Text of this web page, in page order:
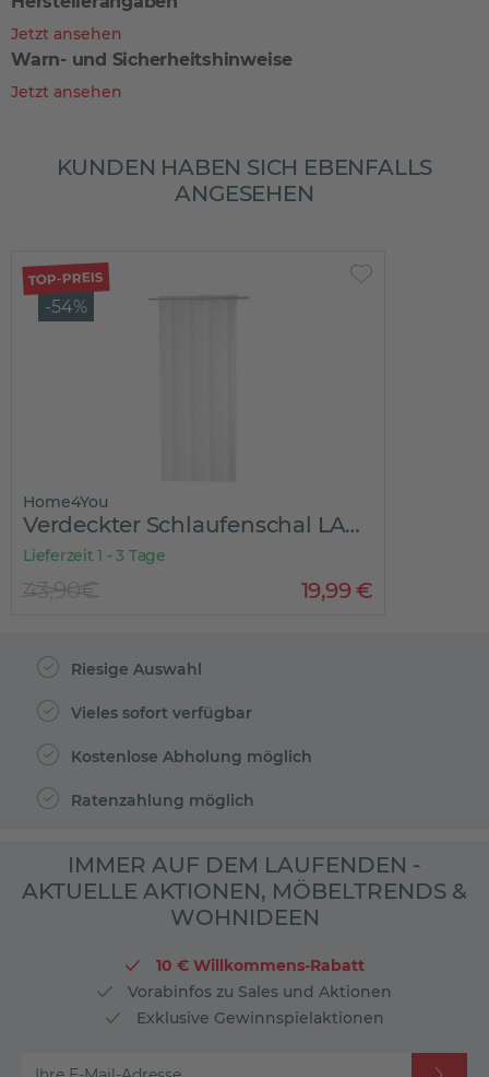
Jetzt ansehen
Warn- und Sicherheitshinweise
Jetzt ansehen
KUNDEN HABEN SICH EBENFALLS
ANGESEHEN
TOP-PREIS
-54%
Home4You
Verdeckter Schlaufenschal LAVEDA
Lieferzeit 1 - 3 Tage
19,99€
43,90€
Riesige Auswahl
Vieles sofort verfügbar
Kostenlose Abholung möglich
Ratenzahlung möglich
IMMER AUF DEM LAUFENDEN -
AKTUELLE AKTIONEN, MÖBELTRENDS &
WOHNIDEEN
10 € Willkommens-Rabatt
Vorabinfos zu Sales und Aktionen
Exklusive Gewinnspielaktionen